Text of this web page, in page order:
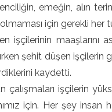
emeğin, alın
için gerekli her
işçilerinin
şehit düşen işçilerin
kaydetti.
çalışmaları işçilerin
için. Her şey